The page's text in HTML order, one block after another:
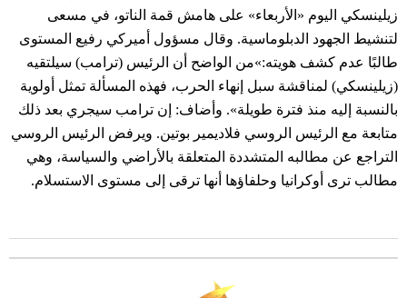
زيلينسكي اليوم «الأربعاء» على هامش قمة الناتو، في مسعى
لتنشيط الجهود الدبلوماسية. وقال مسؤول أميركي رفيع المستوى
طالبًا عدم كشف هويته:»من الواضح أن الرئيس (ترامب) سيلتقيه
(زيلينسكي) لمناقشة سبل إنهاء الحرب، فهذه المسألة تمثل أولوية
بالنسبة إليه منذ فترة طويلة». وأضاف: إن ترامب سيجري بعد ذلك
متابعة مع الرئيس الروسي فلاديمير بوتين. ويرفض الرئيس الروسي
التراجع عن مطالبه المتشددة المتعلقة بالأراضي والسياسة، وهي
مطالب ترى أوكرانيا وحلفاؤها أنها ترقى إلى مستوى الاستسلام.